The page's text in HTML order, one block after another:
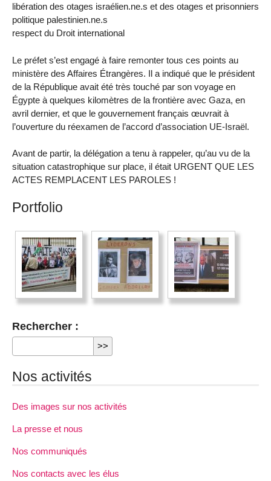
libération des otages israélien.ne.s et des otages et prisonniers
politique palestinien.ne.s
respect du Droit international
Le préfet s’est engagé à faire remonter tous ces points au
ministère des Affaires Étrangères. Il a indiqué que le président
de la République avait été très touché par son voyage en
Égypte à quelques kilomètres de la frontière avec Gaza, en
avril dernier, et que le gouvernement français œuvrait à
l’ouverture du réexamen de l’accord d’association UE-Israël.
Avant de partir, la délégation a tenu à rappeler, qu’au vu de la
situation catastrophique sur place, il était URGENT QUE LES
ACTES REMPLACENT LES PAROLES !
Portfolio
Rechercher :
Nos activités
Des images sur nos activités
La presse et nous
Nos communiqués
Nos contacts avec les élus